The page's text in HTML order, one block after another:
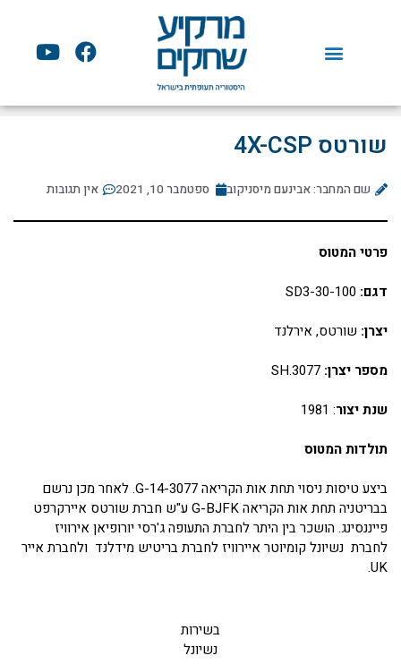
F
a
e
k
Y
o
t
שורטס 4X-CSP
שם המחבר: אבינעם מיסניקוב ספטמבר 10, 2021 אין תגובות
פרטי המטוס
דגם:
יצרן: שורטס, אירלנד
מספר יצרן:
שנת יצור: 1981
תולדות המטוס
ביצע טיסות ניסוי תחת אות הקריאה G-14-3077. לאחר מכן נרשם
בבריטניה תחת אות הקריאה G-BJFK ע"ש חברת שורטס איירקרפט
פייננסינג. הושכר בין היתר לחברת התעופה ג'רסי יורופיאן אירוויז
לחברת נשיונל קומיוטר איירוויז לחברת בריטיש מידלנד ולחברת אייר
UK.
בשירות
נשיונל